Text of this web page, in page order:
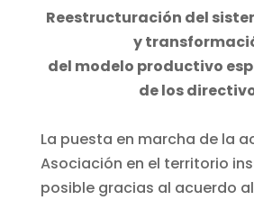
Reestructuración del
y
del modelo productivo
de los
La puesta en marcha de la
Asociación en el territorio
posible gracias al acuerdo